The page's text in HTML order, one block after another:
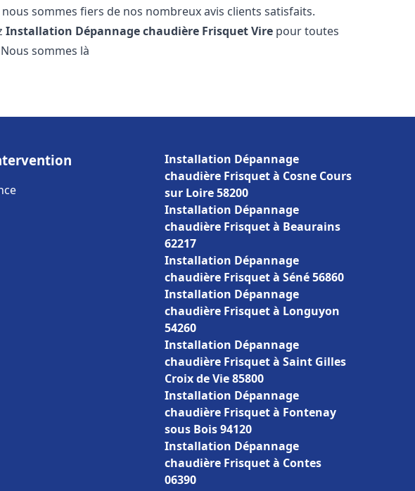
sommes fiers de nos nombreux avis clients satisfaits.
Installation Dépannage chaudière FrisquetVire pour toutes
sommes là
Installation Dépannage
chaudière Frisquet à Cosne Cours
sur Loire 58200
Installation Dépannage
chaudière Frisquet à Beaurains
62217
Installation Dépannage
chaudière Frisquet à Séné 56860
Installation Dépannage
chaudière Frisquet à Longuyon
54260
Installation Dépannage
chaudière Frisquet à Saint Gilles
Croix de Vie 85800
Installation Dépannage
chaudière Frisquet à Fontenay
sous Bois 94120
Installation Dépannage
chaudière Frisquet à Contes
06390